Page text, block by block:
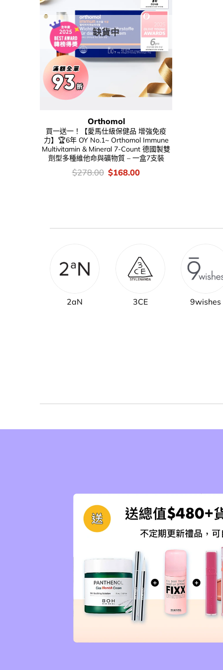
缺貨中
Orthomol
買一送一！【愛馬仕級保健品 增強免疫
力】🏆6年 OY No.1~ Orthomol Immune
Multivitamin & Mineral 7-Count 德國製雙
劑型多種維他命與礦物質 – 一盒7支裝
價
錢：
$278.00 Original
price
$168.00Current
2aN 3CE 9wishes